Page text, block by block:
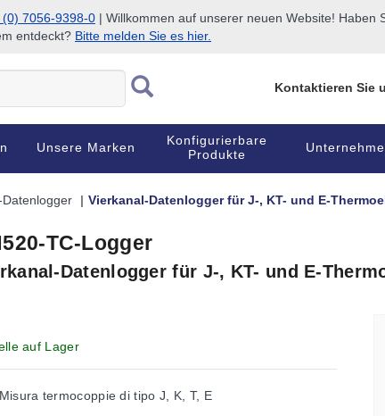
(0) 7056-9398-0 | Willkommen auf unserer neuen Website! Haben
entdeckt? Bitte melden Sie es hier.
Kontaktieren Sie
Unsere Marken
Konfigurierbare
Produkte
Vierkanal-Datenlogger für J-, KT- und E-
TC-Logger
Datenlogger für J-, KT- und E-
auf Lager
Misura termocoppie di tipo J, K, T, E